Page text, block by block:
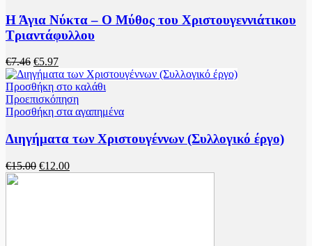
Η Άγια Νύκτα – Ο Μύθος του Χριστουγεννιάτικου
Τριαντάφυλλου
€7.46 €5.97
Προσθήκη στο καλάθι
Προεπισκόπηση
Προσθήκη στα αγαπημένα
Διηγήματα των Χριστουγέννων (Συλλογικό έργο)
€15.00 €12.00